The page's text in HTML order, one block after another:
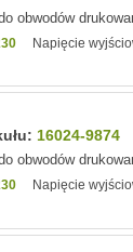
obwodów
Napięcie
16024-9874
obwodów
Napięcie